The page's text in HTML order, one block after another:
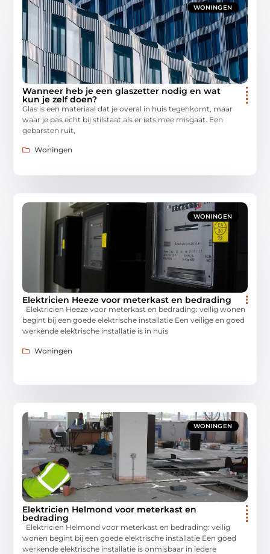
WONINGEN
Wanneer heb je een glaszetter nodig en wat
kun je zelf doen?
Glas is een materiaal dat je overal in huis tegenkomt, maar
waar je pas echt bij stilstaat als er iets mee misgaat. Een
gebarsten ruit,
Woningen
WONINGEN
Elektricien Heeze voor meterkast en bedrading
Elektricien Heeze voor meterkast en bedrading: veilig wonen
begint bij een goede elektrische installatie Een veilige en goed
werkende elektrische installatie is in huis
Woningen
WONINGEN
Elektricien Helmond voor meterkast en
bedrading
Elektricien Helmond voor meterkast en bedrading: veilig
wonen begint bij een goede elektrische installatie Een goed
werkende elektrische installatie is onmisbaar in iedere